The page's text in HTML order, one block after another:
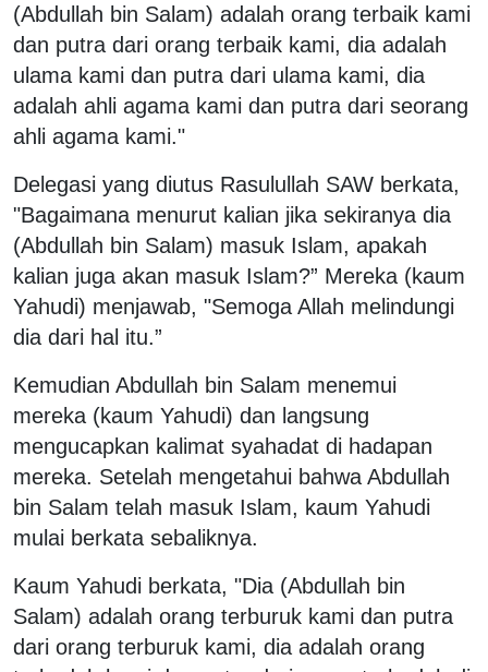
(Abdullah bin Salam) adalah orang terbaik kami
dan putra dari orang terbaik kami, dia adalah
ulama kami dan putra dari ulama kami, dia
adalah ahli agama kami dan putra dari seorang
ahli agama kami."
Delegasi yang diutus Rasulullah SAW berkata,
"Bagaimana menurut kalian jika sekiranya dia
(Abdullah bin Salam) masuk Islam, apakah
kalian juga akan masuk Islam?” Mereka (kaum
Yahudi) menjawab, "Semoga Allah melindungi
dia dari hal itu.”
Kemudian Abdullah bin Salam menemui
mereka (kaum Yahudi) dan langsung
mengucapkan kalimat syahadat di hadapan
mereka. Setelah mengetahui bahwa Abdullah
bin Salam telah masuk Islam, kaum Yahudi
mulai berkata sebaliknya.
Kaum Yahudi berkata, "Dia (Abdullah bin
Salam) adalah orang terburuk kami dan putra
dari orang terburuk kami, dia adalah orang